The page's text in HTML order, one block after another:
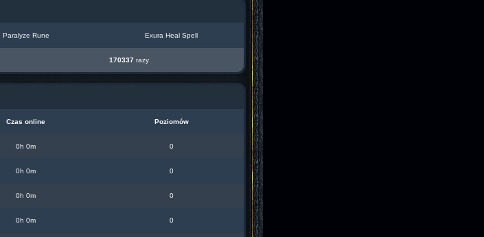
Paralyze Rune Exura Heal Spell
170337 razy
Czas online Poziomów
0h 0m 0
0h 0m 0
0h 0m 0
0h 0m 0